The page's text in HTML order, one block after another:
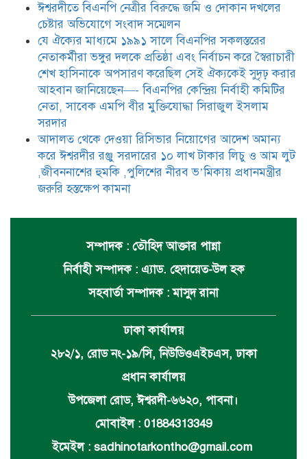
ঈশ্বরদীতে বিএনপি নেত্রীর বিরুদ্ধে জমি ও দোকান দখলের
চেষ্টার অভিযোগে সংবাদ সম্মেলন
যে ঐক্যের মাধ্যমে ১৯৯১ সালে বিএনপির সকলস্তরের
নেতাকর্মীরা ভঙ্গুর দলকে প্রতিষ্ঠা এবং নির্বাচন করে স্বৈরাচারী
শেখ হাসিনাকে অপসারণ করেছিল সেই ঐক্যকেই সুদৃঢ় করার
আহবান জানিয়েছেন—- বিএনপির কেন্দ্রিয় নির্বাহী কমিটির
নেতা, সাবেক এমপি বীর মুক্তিযোদ্ধা সিরাজুল ইসলাম
সরদার
আদালত থেকে দেওয়া রিসিভার নিয়োগের আদেশ অমান্য
করে ঈশ্বরদীর রঞ্জু সরদারের ১০ লাখ টাকার লিচু ও আম লুট
,জীবননাশের হুমকি ,পুলিশের নীরব ভ’মিকায় প্রধানমন্ত্রীর
জরুরি হস্তক্ষেপ কামনা
সম্পাদক : তৌহিদ আক্তার পান্না
নির্বাহী সম্পাদক : এ্যাড. হেদায়েত-উল হক
সহবার্তা সম্পাদক : মাসুদ রানা
ঢাকা কার্যালয়
২৮২/১, রোড নং-১৯/সি, নিউডিওএইচএস, ঢাকা
প্রধান কার্যালয়
উপজেলা রোড, ঈশ্বরদী-৬৬২০, পাবনা।
মোবাইল : 01884313349
ইমেইল : sadhinotarkontho@gmail.com